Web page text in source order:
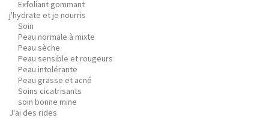
Exfoliant gommant
j'hydrate et je nourris
Soin
Peau normale à mixte
Peau sèche
Peau sensible et rougeurs
Peau intolérante
Peau grasse et acné
Soins cicatrisants
soin bonne mine
J'ai des rides